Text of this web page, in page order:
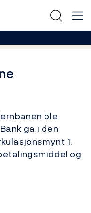
ble
ga i den
1.
og